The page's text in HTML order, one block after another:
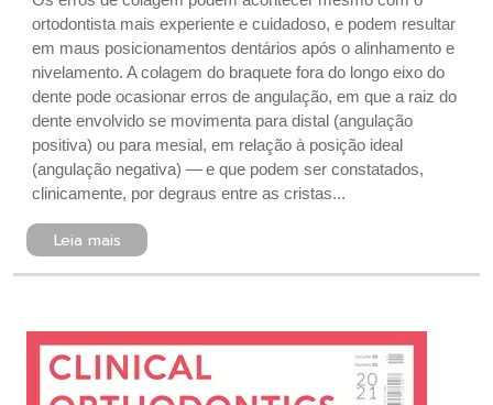
ortodontista mais experiente e cuidadoso, e podem resultar
em maus posicionamentos dentários após o alinhamento e
nivelamento. A colagem do braquete fora do longo eixo do
dente pode ocasionar erros de angulação, em que a raiz do
dente envolvido se movimenta para distal (angulação
positiva) ou para mesial, em relação à posição ideal
(angulação negativa) — e que podem ser constatados,
clinicamente, por degraus entre as cristas...
Leia mais